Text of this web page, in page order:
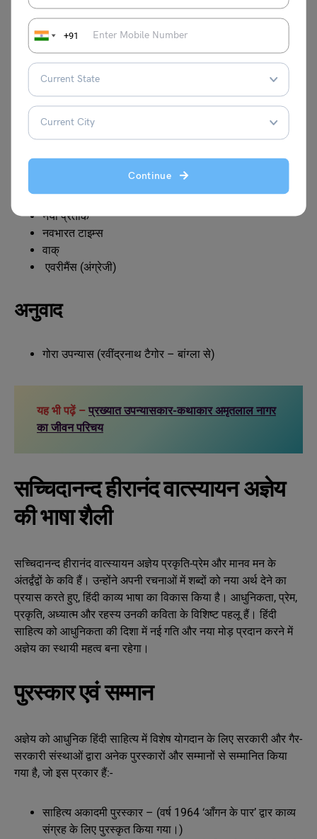
+91
Continue
संपादन
आधुनिक हिंदी साहित्य – (निबंध-संग्रह – वर्ष 1942)
तार सप्तक (कविता संग्रह) (1943), दूसरा सप्तक (कविता संग्रह)
(1951), तीसरा सप्तक (कविता संग्रह) (1959)
रूपांबरा – वर्ष 1960 एवं विभिन्न पत्र-पत्रिकाएँ।
दिनमान
नया प्रतीक
नवभारत टाइम्स
वाक्
एवरीमैंस (अंग्रेजी)
अनुवाद
गोरा उपन्यास (रवींद्रनाथ टैगोर – बांग्ला से)
यह भी पढ़ें – प्रख्यात उपन्यासकार-कथाकार अमृतलाल नागर
का जीवन परिचय
सच्चिदानन्द हीरानंद वात्स्यायन अज्ञेय
की भाषा शैली
सच्चिदानन्द हीरानंद वात्स्यायन अज्ञेय प्रकृति-प्रेम और मानव मन के
अंतर्द्वंद्वों के कवि हैं। उन्होंने अपनी रचनाओं में शब्दों को नया अर्थ देने का
प्रयास करते हुए, हिंदी काव्य भाषा का विकास किया है। आधुनिकता, प्रेम,
प्रकृति, अध्यात्म और रहस्य उनकी कविता के विशिष्ट पहलू हैं। हिंदी
साहित्य को आधुनिकता की दिशा में नई गति और नया मोड़ प्रदान करने में
अज्ञेय का स्थायी महत्व बना रहेगा।
पुरस्कार एवं सम्मान
अज्ञेय को आधुनिक हिंदी साहित्य में विशेष योगदान के लिए सरकारी और गैर-
सरकारी संस्थाओं द्वारा अनेक पुरस्कारों और सम्मानों से सम्मानित किया
गया है, जो इस प्रकार हैं:-
साहित्य अकादमी पुरस्कार – (वर्ष 1964 ‘आँगन के पार’ द्वार काव्य
संग्रह के लिए पुरस्कृत किया गया।)